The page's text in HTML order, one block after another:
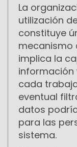
La
utilización
constituye
mecanismo
implica la
información
cada
eventual
datos
para las
sistema.